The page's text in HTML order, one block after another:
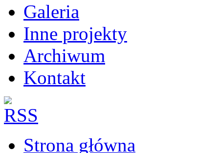
Galeria
Inne projekty
Archiwum
Kontakt
Strona główna